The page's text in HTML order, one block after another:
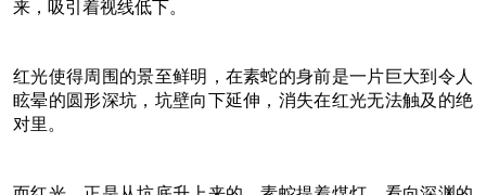
来，吸引着视线低下。
红光使得周围的景至鲜明，在素蛇的身前是一片巨大到令人
眩晕的圆形深坑，坑壁向下延伸，消失在红光无法触及的绝
对里。